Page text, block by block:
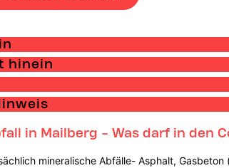
hinein
in Mailberg - Was darf in den
mineralische Abfälle- Asphalt,